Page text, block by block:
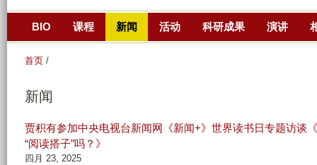
主
BIO 课程 新闻 活动 科研成果 演讲
首页 /
新闻
贾积有参加中央电视台新闻网《新闻+》世界读书日专题访谈
“阅读搭子”吗？》
四月 23, 2025